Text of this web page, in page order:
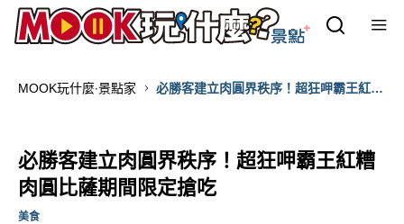
MOOK玩什麼‧景點家
必勝客建立肉圓界秩序！超狂呷霸王紅糟
必勝客建立肉圓界秩序！超狂呷霸王紅糟
肉圓比薩期間限定搶吃
美食